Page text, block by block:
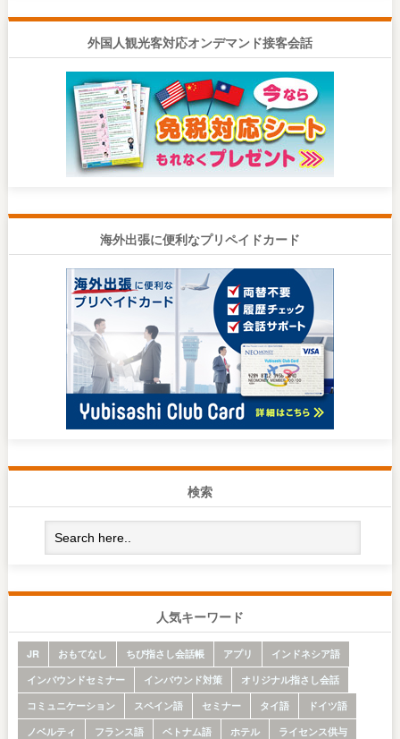
外国人観光客対応オンデマンド接客会話
海外出張に便利なプリペイドカード
検索
人気キーワード
JR おもてなし ちび指さし会話帳 アプリ
インドネシア語
インバウンドセミナー
インバウンド対策
オリジナル指さし会話
コミュニケーション
スペイン語 セミナー タイ語
ドイツ語
ノベルティ
フランス語 ベトナム語 ホテル
ライセンス供与